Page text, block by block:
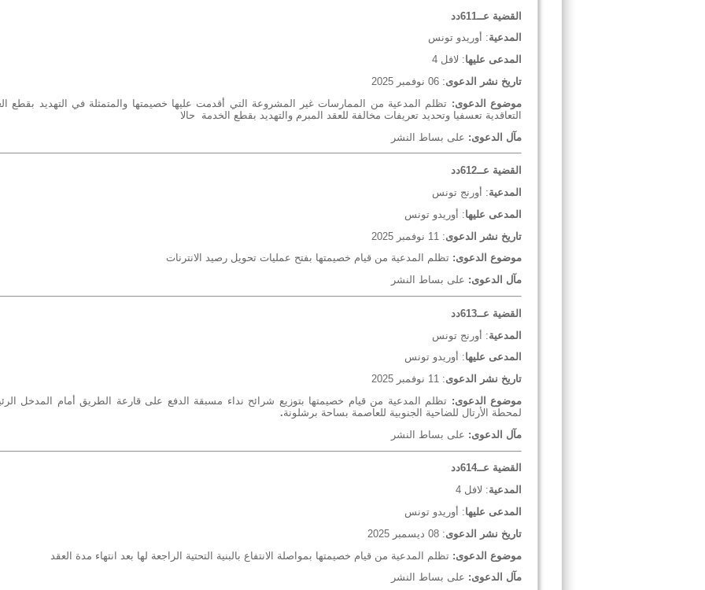
القضية عــ611دد
المدعية: أوريدو تونس
المدعى عليها: لافل 4
تاريخ نشر الدعوى: 06 نوفمبر 2025
موضوع الدعوى: تظلم المدعية من الممارسات غير المشروعة التي أقدمت عليها خصيمتها والمتمثلة في التهديد بقطع
التعاقدية تعسفيا وتحديد تعريفات مخالفة للعقد المبرم والتهديد بقطع الخدمة حالا
مآل الدعوى: على بساط النشر
القضية عــ612دد
المدعية: أورنج تونس
المدعى عليها: أوريدو تونس
تاريخ نشر الدعوى: 11 نوفمبر 2025
موضوع الدعوى: تظلم المدعية من قيام خصيمتها بفتح عمليات تحويل رصيد الانترنات
مآل الدعوى: على بساط النشر
القضية عــ613دد
المدعية: أورنج تونس
المدعى عليها: أوريدو تونس
تاريخ نشر الدعوى: 11 نوفمبر 2025
موضوع الدعوى: تظلم المدعية من قيام خصيمتها بتوزيع شرائح نداء مسبقة الدفع على قارعة الطريق أمام المدخل
لمحطة الأرتال للضاحية الجنوبية للعاصمة بساحة برشلونة.
مآل الدعوى: على بساط النشر
القضية عــ614دد
المدعية: لافل 4
المدعى عليها: أوريدو تونس
تاريخ نشر الدعوى: 08 ديسمبر 2025
موضوع الدعوى: تظلم المدعية من قيام خصيمتها بمواصلة الانتفاع بالبنية التحتية الراجعة لها بعد انتهاء مدة العقد
مآل الدعوى: على بساط النشر